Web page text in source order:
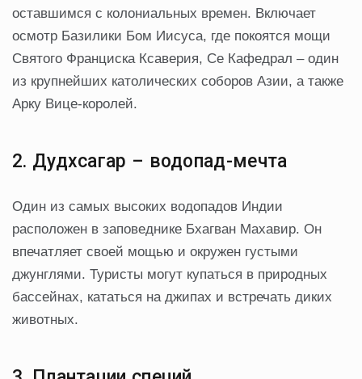
оставшимся с колониальных времен. Включает
осмотр Базилики Бом Иисуса, где покоятся мощи
Святого Франциска Ксаверия, Се Кафедрал – один
из крупнейших католических соборов Азии, а также
Арку Вице-королей.
2. Дудхсагар – водопад-мечта
Один из самых высоких водопадов Индии
расположен в заповеднике Бхагван Махавир. Он
впечатляет своей мощью и окружен густыми
джунглями. Туристы могут купаться в природных
бассейнах, кататься на джипах и встречать диких
животных.